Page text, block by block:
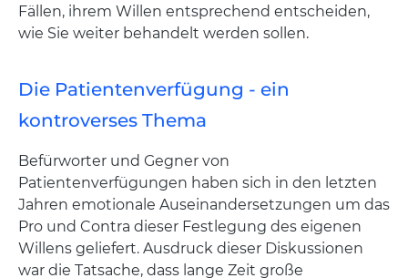
Fällen, ihrem Willen entsprechend entscheiden,
wie Sie weiter behandelt werden sollen.
Die Patientenverfügung - ein
kontroverses Thema
Befürworter und Gegner von
Patientenverfügungen haben sich in den letzten
Jahren emotionale Auseinandersetzungen um das
Pro und Contra dieser Festlegung des eigenen
Willens geliefert. Ausdruck dieser Diskussionen
war die Tatsache, dass lange Zeit große